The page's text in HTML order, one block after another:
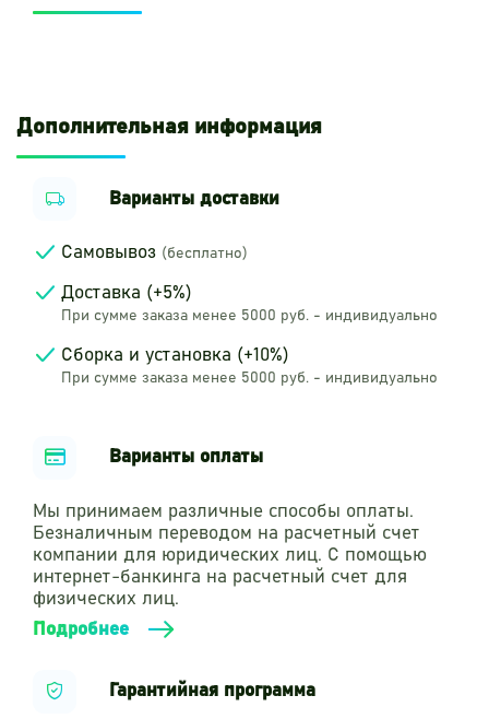
Дополнительная информация
Варианты доставки
Самовывоз (бесплатно)
Доставка (+5%)
При сумме заказа менее 5000 руб. - индивидуально
Сборка и установка (+10%)
При сумме заказа менее 5000 руб. - индивидуально
Варианты оплаты
Мы принимаем различные способы оплаты.
Безналичным переводом на расчетный счет
компании для юридических лиц. С помощью
интернет-банкинга на расчетный счет для
физических лиц.
Подробнее
Гарантийная программа